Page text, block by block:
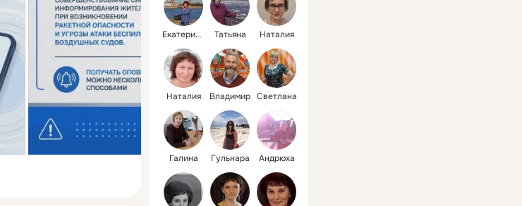
Екатерина Татьяна Наталия
Наталия Владимир Светлана
Галина Гульнара Андрюха